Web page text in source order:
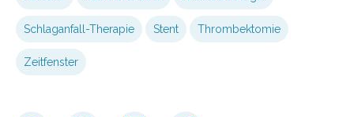
Schlaganfall-Therapie Stent Thrombektomie
Zeitfenster